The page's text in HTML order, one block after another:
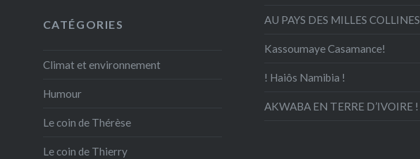
AU PAYS DES MILLES COLLINES
Kassoumaye Casamance!
! Haiôs Namibia !
AKWABA EN TERRE D’IVOIRE !
CATÉGORIES
Climat et environnement
Humour
Le coin de Thérèse
Le coin de Thierry